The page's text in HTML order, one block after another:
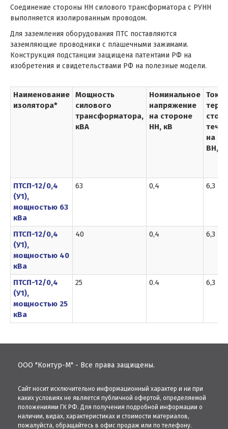
Соединение стороны НН силового трансформатора с РУНН
выполняется изолированным проводом.
Для заземления оборудования ПТС поставляются
заземляющие проводники с плашечными зажимами.
Конструкция подстанции защищена патентами РФ на
изобретения и свидетельствами РФ на полезные модели.
Наименование
изолятора*
Мощность
силового
трансформатора,
кВА
Номинальное
напряжение
на стороне
НН, кВ
Ток
на
ВН,
ПТСП-12/0,4
(У1),
мощностью 63
кВа
63 0,4 6,3
ПТСП-12/0,4
(У1),
мощностью 40
кВа
40 0,4 6,3
ПТСП-12/0,4
(У1),
мощностью 25
кВа
25 0.4 6,3
ООО "Контур-М" - Все права защищены.
Сайт носит исключительно информационный характер и ни при
каких условиях не является публичной офертой, определяемой
положениями ГК РФ. Для получения подробной информации о
наличии, видах, характеристиках и стоимости материалов,
пожалуйста, обращайтесь в офис продаж или по телефону.